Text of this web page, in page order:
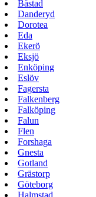
Båstad
Danderyd
Dorotea
Eda
Ekerö
Eksjö
Enköping
Eslöv
Fagersta
Falkenberg
Falköping
Falun
Flen
Forshaga
Gnesta
Gotland
Grästorp
Göteborg
Halmstad